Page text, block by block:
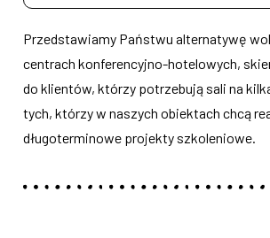
Przedstawiamy Państwu alternatywę
centrach konferencyjno-hotelowych,
do klientów, którzy potrzebują sali na
tych, którzy w naszych obiektach chcą
długoterminowe projekty szkoleniowe.